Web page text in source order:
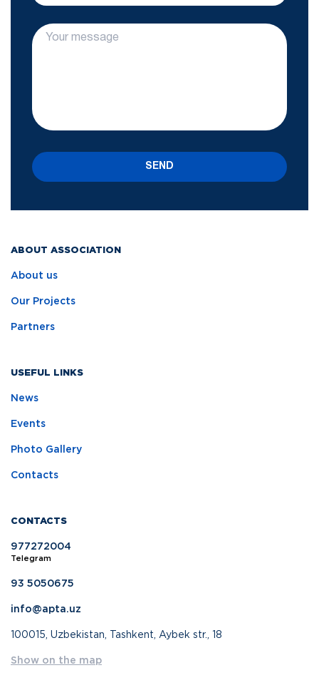
ABOUT ASSOCIATION
About us
Our Projects
Partners
USEFUL LINKS
News
Events
Photo Gallery
Contacts
CONTACTS
977272004
Telegram
93 5050675
info@apta.uz
100015, Uzbekistan, Tashkent, Aybek str., 18
Show on the map
SEND